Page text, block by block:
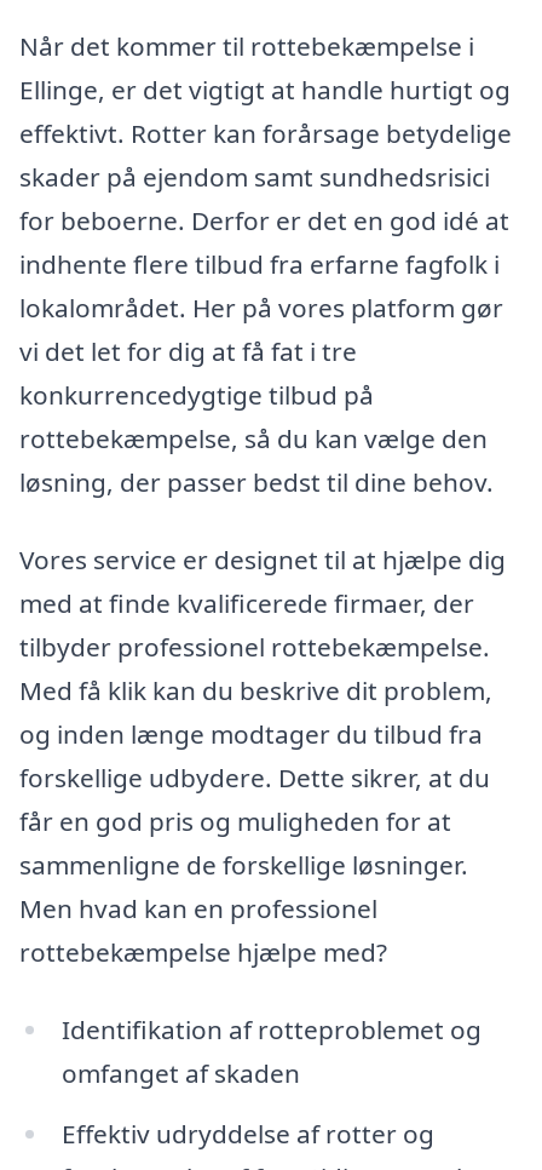
Når det kommer til rottebekæmpelse i
Ellinge, er det vigtigt at handle hurtigt og
effektivt. Rotter kan forårsage betydelige
skader på ejendom samt sundhedsrisici
for beboerne. Derfor er det en god idé at
indhente flere tilbud fra erfarne fagfolk i
lokalområdet. Her på vores platform gør
vi det let for dig at få fat i tre
konkurrencedygtige tilbud på
rottebekæmpelse, så du kan vælge den
løsning, der passer bedst til dine behov.
Vores service er designet til at hjælpe dig
med at finde kvalificerede firmaer, der
tilbyder professionel rottebekæmpelse.
Med få klik kan du beskrive dit problem,
og inden længe modtager du tilbud fra
forskellige udbydere. Dette sikrer, at du
får en god pris og muligheden for at
sammenligne de forskellige løsninger.
Men hvad kan en professionel
rottebekæmpelse hjælpe med?
Identifikation af rotteproblemet og
omfanget af skaden
Effektiv udryddelse af rotter og